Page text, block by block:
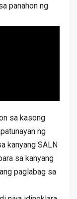
panahon ng
sa kasong
ng
kanyang SALN
sa kanyang
paglabag sa